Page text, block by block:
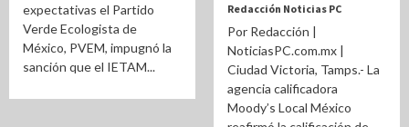
expectativas el Partido
Verde Ecologista de
México, PVEM, impugnó la
sanción que el IETAM...
Redacción Noticias PC
Por Redacción |
NoticiasPC.com.mx |
Ciudad Victoria, Tamps.- La
agencia calificadora
Moody’s Local México